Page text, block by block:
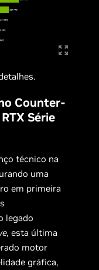
Counter-
Série
técnico na
uma
em primeira
legado
esta última
motor
gráfica,